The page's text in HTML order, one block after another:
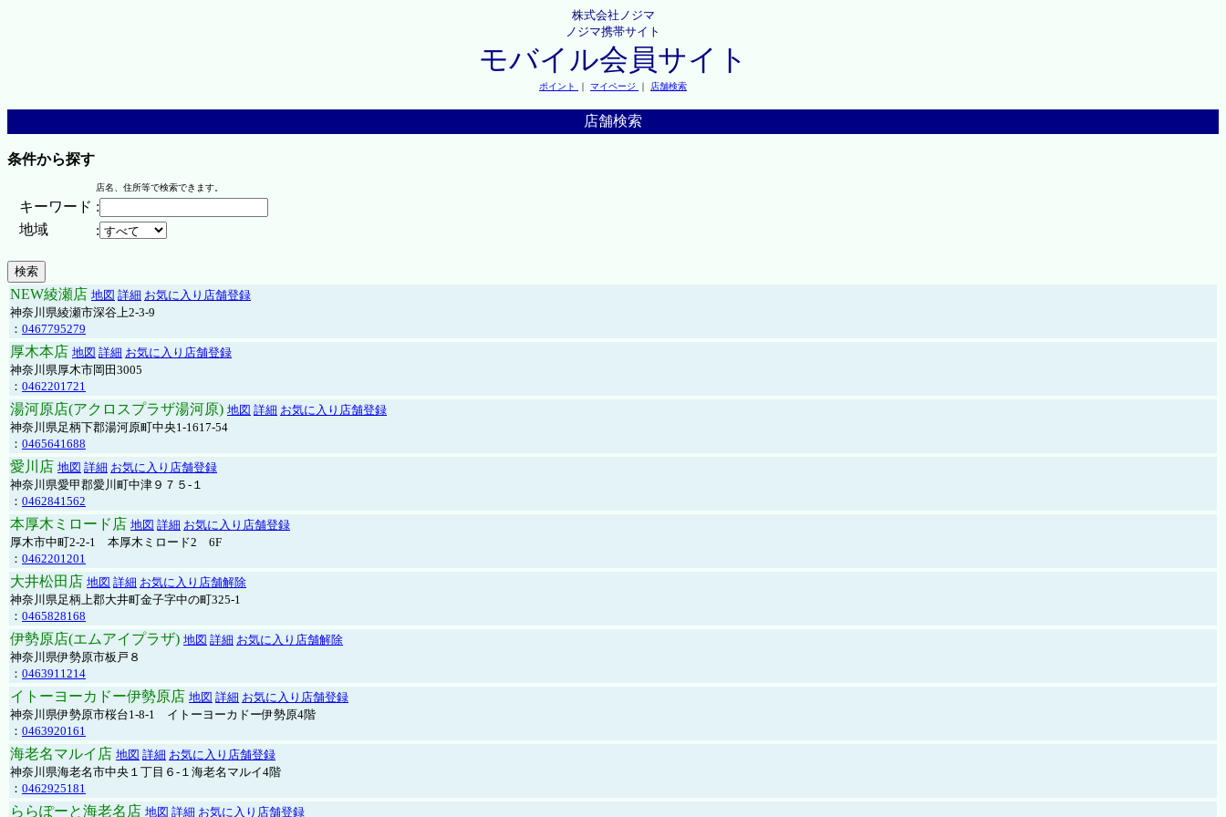
株式会社ノジマ
ノジマ携帯サイト
モバイル会員サイト
ポイント ｜ マイページ ｜ 店舗検索
店舗検索
条件から探す
店名、住所等で検索できます。
キーワード :
地域
:
NEW綾瀬店 地図 詳細 お気に入り店舗登録
神奈川県綾瀬市深谷上2-3-9
： 0467795279
厚木本店 地図 詳細 お気に入り店舗登録
神奈川県厚木市岡田3005
： 0462201721
湯河原店(アクロスプラザ湯河原) 地図 詳細 お気に入り店舗登録
神奈川県足柄下郡湯河原町中央1-1617-54
： 0465641688
愛川店 地図 詳細 お気に入り店舗登録
神奈川県愛甲郡愛川町中津９７５-１
： 0462841562
本厚木ミロード店 地図 詳細 お気に入り店舗登録
厚木市中町2-2-1 本厚木ミロード2 6F
： 0462201201
大井松田店 地図 詳細 お気に入り店舗解除
神奈川県足柄上郡大井町金子字中の町325-1
： 0465828168
伊勢原店(エムアイプラザ) 地図 詳細 お気に入り店舗解除
神奈川県伊勢原市板戸８
： 0463911214
イトーヨーカドー伊勢原店 地図 詳細 お気に入り店舗登録
神奈川県伊勢原市桜台1-8-1 イトーヨーカドー伊勢原4階
： 0463920161
海老名マルイ店 地図 詳細 お気に入り店舗登録
神奈川県海老名市中央１丁目６-１海老名マルイ4階
： 0462925181
ららぽーと海老名店 地図 詳細 お気に入り店舗登録